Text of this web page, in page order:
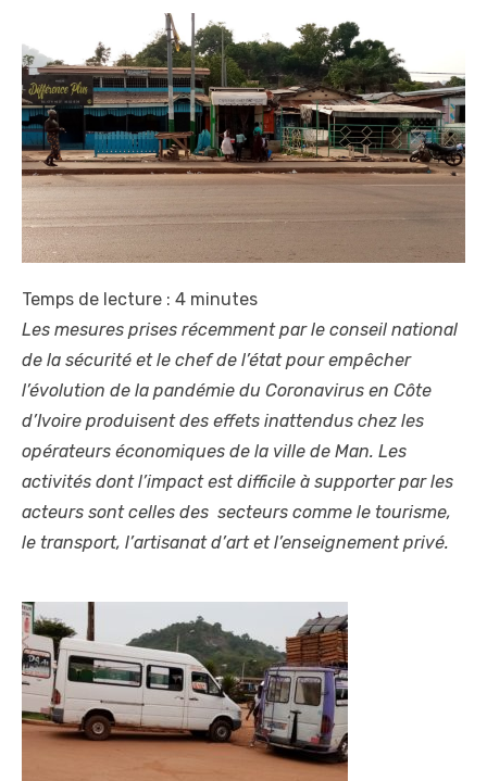
Temps de lecture : 4 minutes
Les mesures prises récemment par le conseil national
de la sécurité et le chef de l’état pour empêcher
l’évolution de la pandémie du Coronavirus en Côte
d’Ivoire produisent des effets inattendus chez les
opérateurs économiques de la ville de Man. Les
activités dont l’impact est difficile à supporter par les
acteurs sont celles des secteurs comme le tourisme,
le transport, l’artisanat d’art et l’enseignement privé.